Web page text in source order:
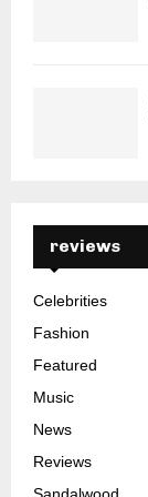
reviews
Celebrities
Fashion
Featured
Music
News
Reviews
Sandalwood